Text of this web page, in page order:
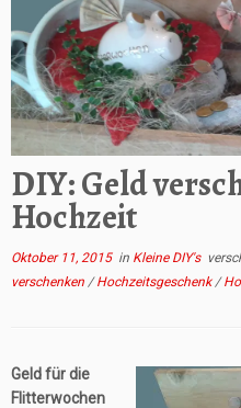
DIY: Geld
Hochzeit
Oktober 11, 2015in Kleine DIY's
verschenken /Hochzeitsgeschenk/
Geld für die
Flitterwochen